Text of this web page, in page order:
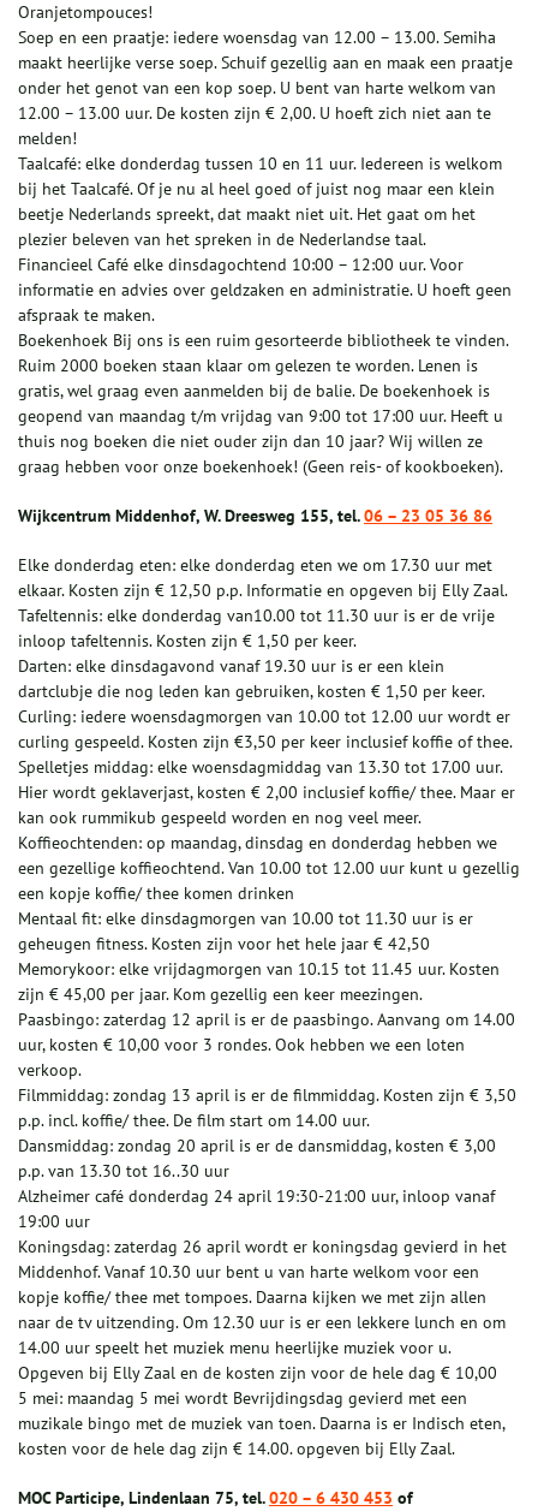
Oranjetompouces!
Soep en een praatje: iedere woensdag van 12.00 – 13.00. Semiha
maakt heerlijke verse soep. Schuif gezellig aan en maak een praatje
onder het genot van een kop soep. U bent van harte welkom van
12.00 – 13.00 uur. De kosten zijn € 2,00. U hoeft zich niet aan te
melden!
Taalcafé: elke donderdag tussen 10 en 11 uur. Iedereen is welkom
bij het Taalcafé. Of je nu al heel goed of juist nog maar een klein
beetje Nederlands spreekt, dat maakt niet uit. Het gaat om het
plezier beleven van het spreken in de Nederlandse taal.
Financieel Café elke dinsdagochtend 10:00 – 12:00 uur. Voor
informatie en advies over geldzaken en administratie. U hoeft geen
afspraak te maken.
Boekenhoek Bij ons is een ruim gesorteerde bibliotheek te vinden.
Ruim 2000 boeken staan klaar om gelezen te worden. Lenen is
gratis, wel graag even aanmelden bij de balie. De boekenhoek is
geopend van maandag t/m vrijdag van 9:00 tot 17:00 uur. Heeft u
thuis nog boeken die niet ouder zijn dan 10 jaar? Wij willen ze
graag hebben voor onze boekenhoek! (Geen reis- of kookboeken).
Wijkcentrum Middenhof, W. Dreesweg 155, tel.06 – 23 05 36 86
Elke donderdag eten: elke donderdag eten we om 17.30 uur met
elkaar. Kosten zijn € 12,50 p.p. Informatie en opgeven bij Elly Zaal.
Tafeltennis: elke donderdag van10.00 tot 11.30 uur is er de vrije
inloop tafeltennis. Kosten zijn € 1,50 per keer.
Darten: elke dinsdagavond vanaf 19.30 uur is er een klein
dartclubje die nog leden kan gebruiken, kosten € 1,50 per keer.
Curling: iedere woensdagmorgen van 10.00 tot 12.00 uur wordt er
curling gespeeld. Kosten zijn €3,50 per keer inclusief koffie of thee.
Spelletjes middag: elke woensdagmiddag van 13.30 tot 17.00 uur.
Hier wordt geklaverjast, kosten € 2,00 inclusief koffie/ thee. Maar er
kan ook rummikub gespeeld worden en nog veel meer.
Koffieochtenden: op maandag, dinsdag en donderdag hebben we
een gezellige koffieochtend. Van 10.00 tot 12.00 uur kunt u gezellig
een kopje koffie/ thee komen drinken
Mentaal fit: elke dinsdagmorgen van 10.00 tot 11.30 uur is er
geheugen fitness. Kosten zijn voor het hele jaar € 42,50
Memorykoor: elke vrijdagmorgen van 10.15 tot 11.45 uur. Kosten
zijn € 45,00 per jaar. Kom gezellig een keer meezingen.
Paasbingo: zaterdag 12 april is er de paasbingo. Aanvang om 14.00
uur, kosten € 10,00 voor 3 rondes. Ook hebben we een loten
verkoop.
Filmmiddag: zondag 13 april is er de filmmiddag. Kosten zijn € 3,50
p.p. incl. koffie/ thee. De film start om 14.00 uur.
Dansmiddag: zondag 20 april is er de dansmiddag, kosten € 3,00
p.p. van 13.30 tot 16..30 uur
Alzheimer café donderdag 24 april 19:30-21:00 uur, inloop vanaf
19:00 uur
Koningsdag: zaterdag 26 april wordt er koningsdag gevierd in het
Middenhof. Vanaf 10.30 uur bent u van harte welkom voor een
kopje koffie/ thee met tompoes. Daarna kijken we met zijn allen
naar de tv uitzending. Om 12.30 uur is er een lekkere lunch en om
14.00 uur speelt het muziek menu heerlijke muziek voor u.
Opgeven bij Elly Zaal en de kosten zijn voor de hele dag € 10,00
5 mei: maandag 5 mei wordt Bevrijdingsdag gevierd met een
muzikale bingo met de muziek van toen. Daarna is er Indisch eten,
kosten voor de hele dag zijn € 14.00. opgeven bij Elly Zaal.
MOC Participe, Lindenlaan 75, tel.020 – 6 430 453 of